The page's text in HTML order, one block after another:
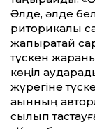
Әлде, әлде
риторикалық
жапырақтай
түскен
көңіл
жүрегіне
ақынның
сылып